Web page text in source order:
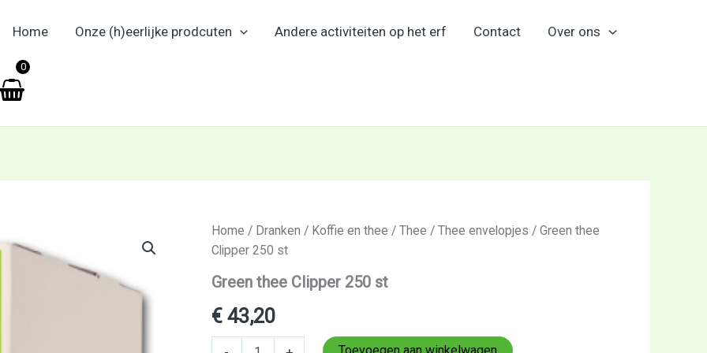
Home Onze (h)eerlijke prodcuten Andere activiteiten op het erf Contact Over ons
0
Home / Dranken / Koffie en thee / Thee / Thee envelopjes / Green thee
Clipper 250 st
Green thee Clipper 250 st
€43,20
Green
thee
Clipper
250
st
aantal